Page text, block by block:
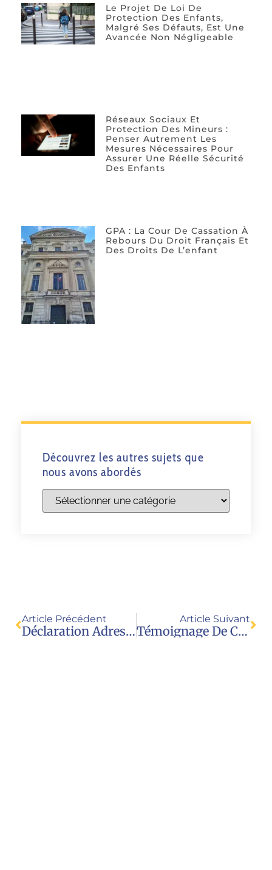
Le Projet De Loi De
Protection Des Enfants,
Malgré Ses Défauts, Est Une
Avancée Non Négligeable
Réseaux Sociaux Et
Protection Des Mineurs :
Penser Autrement Les
Mesures Nécessaires Pour
Assurer Une Réelle Sécurité
Des Enfants
GPA : La Cour De Cassation À
Rebours Du Droit Français Et
Des Droits De L’enfant
Découvrez les autres sujets que
nous avons abordés
Article Précédent
Déclaration Adressée Au Conseil Économique Et Social De L’ONU (GPA)
Article Suivant
Témoignage De Chloé Cole, Détransitionneuse, Lors De Son Procès Contre Les Médecins Qui L’ont Mutilée